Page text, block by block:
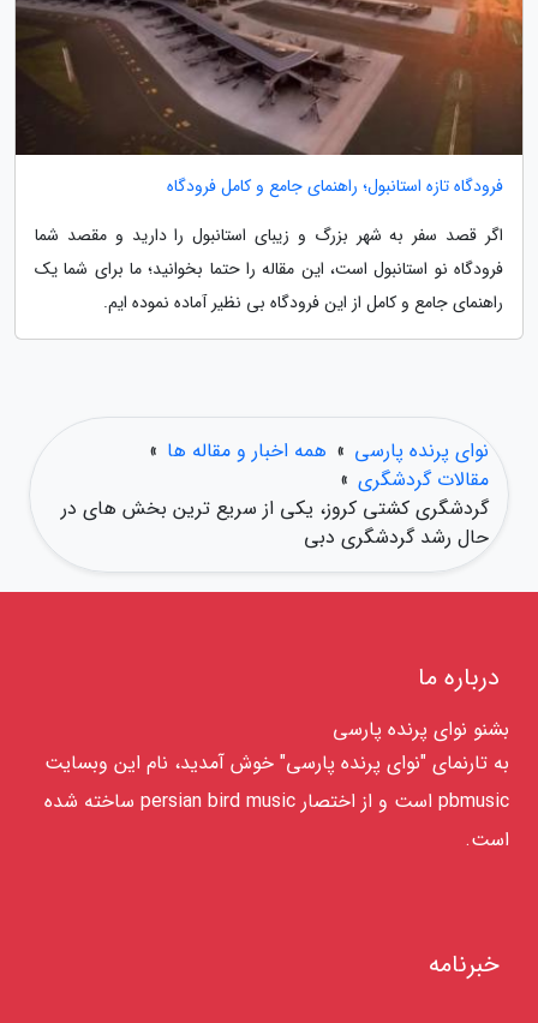
فرودگاه تازه استانبول؛ راهنمای جامع و کامل فرودگاه
اگر قصد سفر به شهر بزرگ و زیبای استانبول را دارید و مقصد شما
فرودگاه نو استانبول است، این مقاله را حتما بخوانید؛ ما برای شما یک
راهنمای جامع و کامل از این فرودگاه بی نظیر آماده نموده ایم.
نوای پرنده پارسی » همه اخبار و مقاله ها »
مقالات گردشگری »
گردشگری کشتی کروز، یکی از سریع ترین بخش های در
حال رشد گردشگری دبی
درباره ما
بشنو نوای پرنده پارسی
به تارنمای "نوای پرنده پارسی" خوش آمدید، نام این وبسایت
pbmusic است و از اختصار persian bird music ساخته شده
است.
خبرنامه